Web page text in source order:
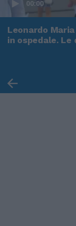
00:00
Leonardo
in ospedale.